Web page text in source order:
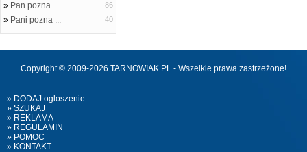
» Pan pozna ... 86
» Pani pozna ... 40
Copyright © 2009-2026 TARNOWIAK.PL - Wszelkie prawa zastrzeżone!
» DODAJ ogloszenie
» SZUKAJ
» REKLAMA
» REGULAMIN
» POMOC
» KONTAKT